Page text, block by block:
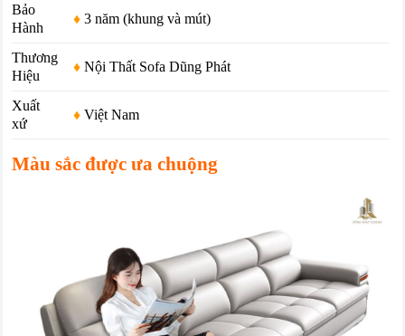
Bảo
Hành
♦3 năm (khung và mút)
Thương
Hiệu
♦Nội Thất Sofa Dũng Phát
Xuất
xứ
♦Việt Nam
Màu sắc được ưa chuộng